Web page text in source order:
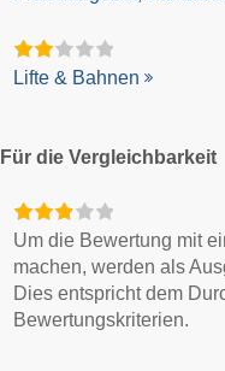
Lifte & Bahnen
Für die Vergleichbarkeit
Um die Bewertung mit
machen, werden als
Dies entspricht dem
Bewertungskriterien.